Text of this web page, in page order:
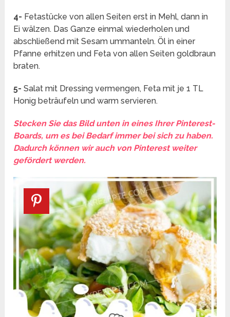
4- Fetastücke von allen Seiten erst in Mehl, dann in
Ei wälzen. Das Ganze einmal wiederholen und
abschließend mit Sesam ummanteln. Öl in einer
Pfanne erhitzen und Feta von allen Seiten goldbraun
braten.
5-Salat mit Dressing vermengen, Feta mit je 1 TL
Honig beträufeln und warm servieren.
Stecken Sie das Bild unten in eines Ihrer Pinterest-
Boards, um es bei Bedarf immer bei sich zu haben.
Dadurch können wir auch von Pinterest weiter
gefördert werden.